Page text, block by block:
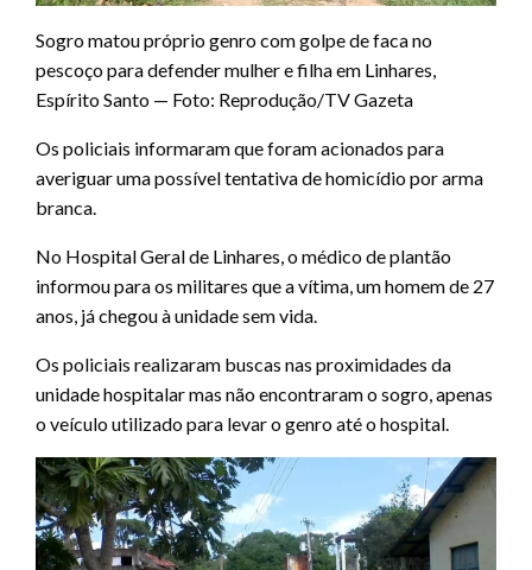
Sogro matou próprio genro com golpe de faca no
pescoço para defender mulher e filha em Linhares,
Espírito Santo — Foto: Reprodução/TV Gazeta
Os policiais informaram que foram acionados para
averiguar uma possível tentativa de homicídio por arma
branca.
No Hospital Geral de Linhares, o médico de plantão
informou para os militares que a vítima, um homem de 27
anos, já chegou à unidade sem vida.
Os policiais realizaram buscas nas proximidades da
unidade hospitalar mas não encontraram o sogro, apenas
o veículo utilizado para levar o genro até o hospital.